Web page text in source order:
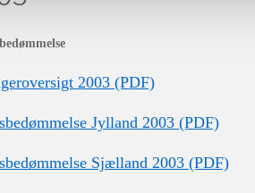
2003 (PDF)
Jylland 2003 (PDF)
Sjælland 2003 (PDF)